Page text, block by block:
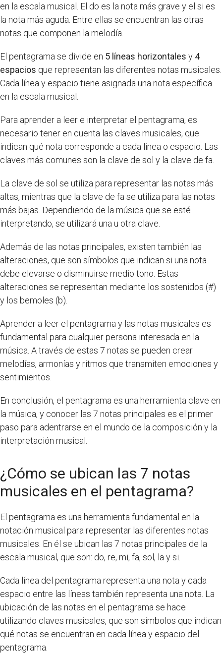
en la escala musical. El do es la nota más grave y el si es
la nota más aguda. Entre ellas se encuentran las otras
notas que componen la melodía.
El pentagrama se divide en 5 líneas horizontales y 4
espacios que representan las diferentes notas musicales.
Cada línea y espacio tiene asignada una nota específica
en la escala musical.
Para aprender a leer e interpretar el pentagrama, es
necesario tener en cuenta las claves musicales, que
indican qué nota corresponde a cada línea o espacio. Las
claves más comunes son la clave de sol y la clave de fa.
La clave de sol se utiliza para representar las notas más
altas, mientras que la clave de fa se utiliza para las notas
más bajas. Dependiendo de la música que se esté
interpretando, se utilizará una u otra clave.
Además de las notas principales, existen también las
alteraciones, que son símbolos que indican si una nota
debe elevarse o disminuirse medio tono. Estas
alteraciones se representan mediante los sostenidos (#)
y los bemoles (b).
Aprender a leer el pentagrama y las notas musicales es
fundamental para cualquier persona interesada en la
música. A través de estas 7 notas se pueden crear
melodías, armonías y ritmos que transmiten emociones y
sentimientos.
En conclusión, el pentagrama es una herramienta clave en
la música, y conocer las 7 notas principales es el primer
paso para adentrarse en el mundo de la composición y la
interpretación musical.
¿Cómo se ubican las 7 notas
musicales en el pentagrama?
El pentagrama es una herramienta fundamental en la
notación musical para representar las diferentes notas
musicales. En él se ubican las 7 notas principales de la
escala musical, que son: do, re, mi, fa, sol, la y si.
Cada línea del pentagrama representa una nota y cada
espacio entre las líneas también representa una nota. La
ubicación de las notas en el pentagrama se hace
utilizando claves musicales, que son símbolos que indican
qué notas se encuentran en cada línea y espacio del
pentagrama.